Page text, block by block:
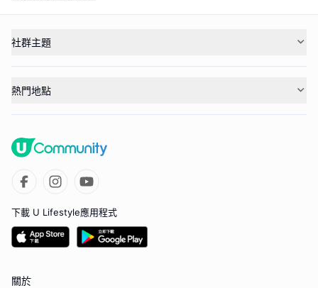
社群主題
熱門地點
下載 U Lifestyle應用程式
關於